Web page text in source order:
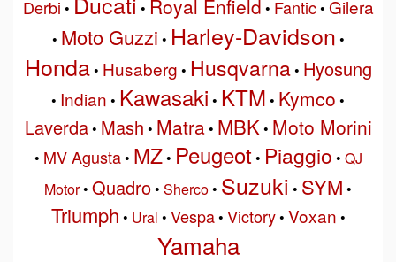
Derbi • • Royal Enfield • Fantic• Gilera
• Moto Guzzi • Harley-Davidson •
Honda• Husaberg • Husqvarna• Hyosung
• Indian • Kawasaki • KTM • Kymco •
Laverda• Mash • Matra• MBK• Moto Morini
• MV Agusta• MZ• Peugeot • Piaggio • QJ
Motor• Quadro• Sherco• Suzuki • SYM •
Triumph • Ural • Vespa• Victory• Voxan •
Yamaha